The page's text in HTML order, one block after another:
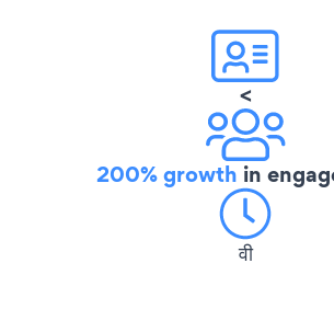
<
200% growth in
वी